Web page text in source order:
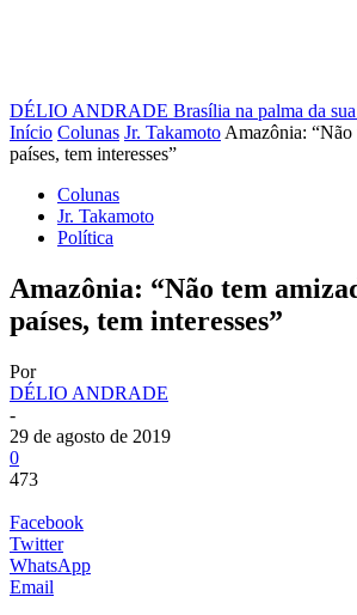
DÉLIO ANDRADE Brasília na palma da
Início Colunas Jr. Takamoto Amazônia: “Não
países, tem interesses”
Colunas
Jr. Takamoto
Política
Amazônia: “Não tem
países, tem interesses”
Por
DÉLIO ANDRADE
-
29 de agosto de 2019
0
473
Facebook
Twitter
WhatsApp
Email